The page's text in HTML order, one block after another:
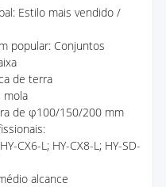
Estilo mais vendido /
popular: Conjuntos
de terra
mola
de φ100/150/200 mm
CX6-L; HY-CX8-L; HY-SD-
alcance